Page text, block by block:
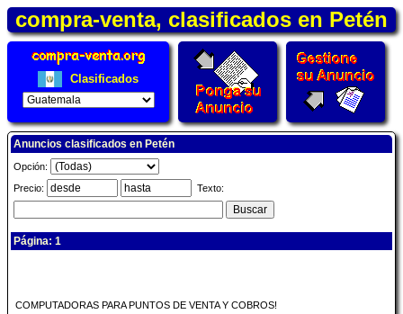
compra-venta, clasificados en Petén
Clasificados
Anuncios clasificados en Petén
Opción:
Precio:
Texto:
Página: 1
COMPUTADORAS PARA PUNTOS DE VENTA Y COBROS!